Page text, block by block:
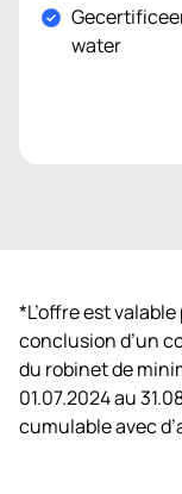
water
*L’offre est
conclusion d’un
du robinet de
01.07.2024 au
cumulable avec